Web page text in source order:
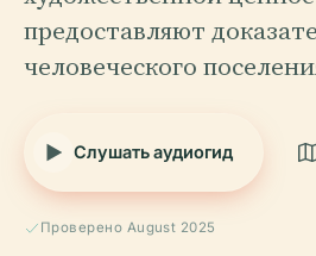
предоставляют
человеческого
Слушать аудиогид
Проверено August 2025